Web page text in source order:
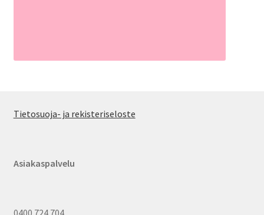
Tietosuoja- ja rekisteriseloste
Asiakaspalvelu